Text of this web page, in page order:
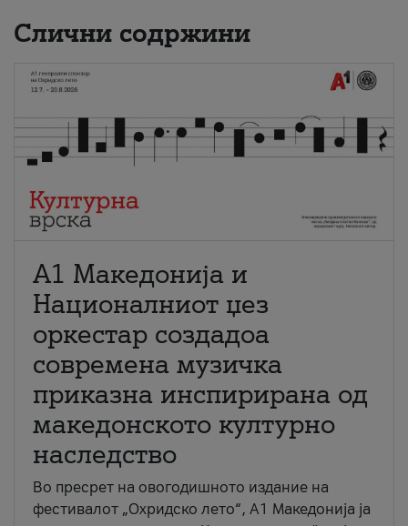
Слични содржини
А1 Македонија и
Националниот џез
оркестар создадоа
современа музичка
приказна инспирирана од
македонското културно
наследство
Во пресрет на овогодишното издание на
фестивалот „Охридско лето“, А1 Македонија ја